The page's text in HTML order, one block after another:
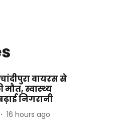
वायरस से
मौत, स्वास्थ्य
निगरानी
16 hours ago